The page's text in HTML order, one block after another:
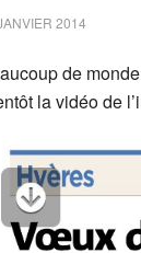
2014
de
la vidéo de